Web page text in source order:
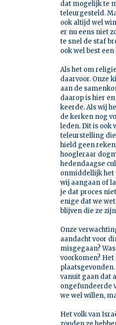
dat mogelijk te
teleurgesteld.
ook altijd wel
er nu eens niet
te snel de staf
ook wel best
Als het om
daarvoor. Onze
aan de
daarop is hier
keerde. Als wij
de kerken nog
leden. Dit is ook
teleurstelling
hield geen
hoogleraar
hedendaagse
onmiddellijk het
wij aangaan of
je dat proces
enige dat we
blijven die ze
Onze
aandacht voor
misgegaan?
voorkomen?
vanuit gaan dat
ongefundeerde
we wel willen,
Het volk van